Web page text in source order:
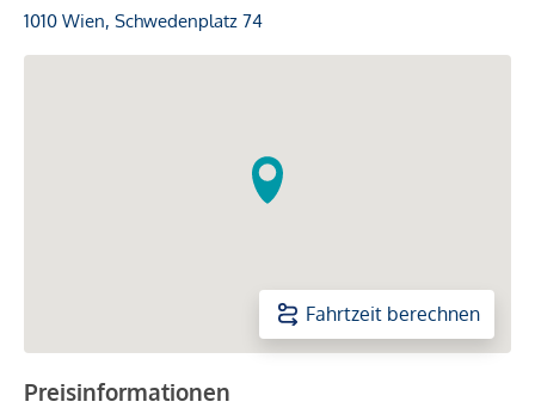
1010 Wien, Schwedenplatz 74
Fahrtzeit berechnen
Preisinformationen